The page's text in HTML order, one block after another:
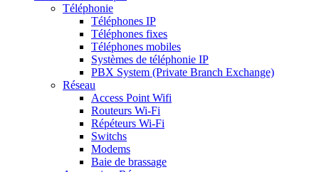
Téléphonie
Téléphones IP
Téléphones fixes
Téléphones mobiles
Systèmes de téléphonie IP
PBX System (Private Branch Exchange)
Réseau
Access Point Wifi
Routeurs Wi-Fi
Répéteurs Wi-Fi
Switchs
Modems
Baie de brassage